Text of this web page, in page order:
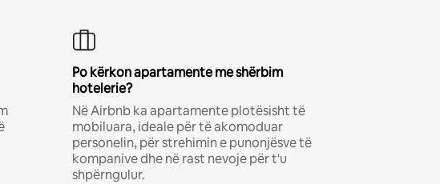
Po kërkon apartamente me shërbim
hotelerie?
Në Airbnb ka apartamente plotësisht të
mobiluara, ideale për të akomoduar
personelin, për strehimin e punonjësve të
kompanive dhe në rast nevoje për t'u
shpërngulur.